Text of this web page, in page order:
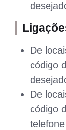
De
código
De
código